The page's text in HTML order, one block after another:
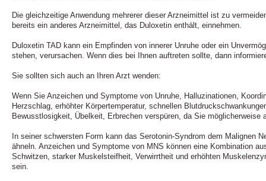
Die gleichzeitige Anwendung mehrerer dieser Arzneimittel ist zu
bereits ein anderes Arzneimittel, das Duloxetin enthält, einnehmen.
Duloxetin TAD kann ein Empfinden von innerer Unruhe oder ein
stehen, verursachen. Wenn dies bei Ihnen auftreten sollte, dann
Sie sollten sich auch an Ihren Arzt wenden:
Wenn Sie Anzeichen und Symptome von Unruhe, Halluzinationen,
Herzschlag, erhöhter Körpertemperatur, schnellen
Bewusstlosigkeit, Übelkeit, Erbrechen verspüren, da Sie möglicherweise
In seiner schwersten Form kann das Serotonin-Syndrom dem Malignen
ähneln. Anzeichen und Symptome von MNS können eine Kombination
Schwitzen, starker Muskelsteifheit, Verwirrtheit und erhöhten
sein.